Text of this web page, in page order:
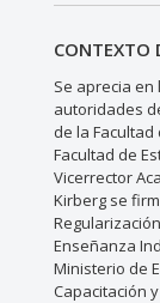
CONTEXTO
Se aprecia en
autoridades
de la
Facultad de
Vicerrector
Kirberg se
Enseñanza
Ministerio de
Capacitación